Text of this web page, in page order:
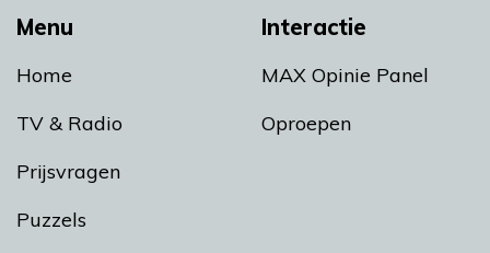
Menu
Home
TV & Radio
Prijsvragen
Puzzels
Interactie
MAX Opinie Panel
Oproepen